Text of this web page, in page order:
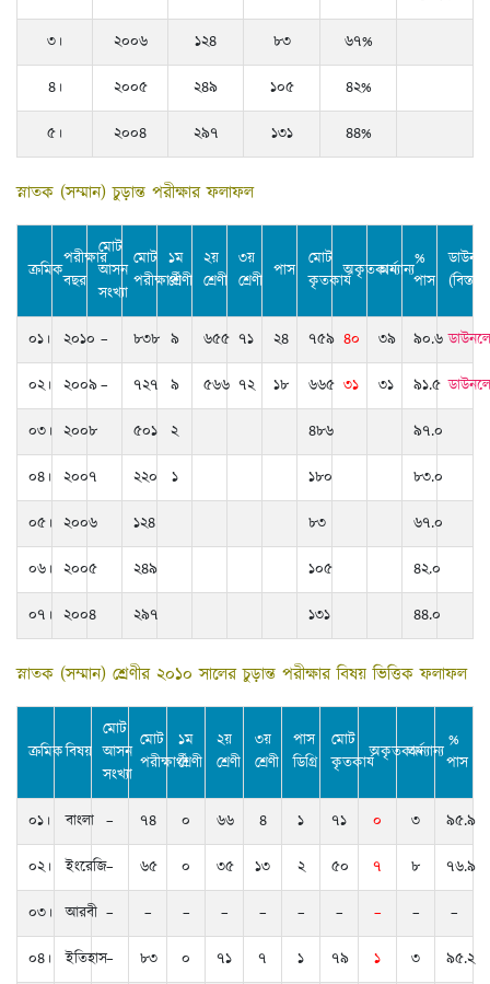
৩। ২০০৬ ১২৪ ৮৩ ৬৭%
৪। ২০০৫ ২৪৯ ১০৫ ৪২%
৫। ২০০৪ ২৯৭ ১৩১ ৪৪%
স্নাতক (সম্মান) চুড়ান্ত পরীক্ষার ফলাফল
ক্রমিক
পরীক্ষার
বছর
মোট
আসন
সংখ্যা
মোট
পরীক্ষার্থী
১ম
শ্রেণী
২য়
শ্রেণী
৩য়
শ্রেণী পাস
মোট
কৃতকার্যঅকৃতকার্যঅন্যান্য
%
পাস
০১। ২০১০ – ৮৩৮ ৯ ৬৫৫ ৭১ ২৪ ৭৫৯ ৪০ ৩৯ ৯০.৬
০২। ২০০৯– ৭২৭ ৯ ৫৬৬ ৭২ ১৮ ৬৬৫ ৩১ ৩১ ৯১.৫
০৩। ২০০৮ ৫০১ ২ ৪৮৬ ৯৭.০
০৪। ২০০৭ ২২০ ১ ১৮০ ৮৩.০
০৫। ২০০৬ ১২৪ ৮৩ ৬৭.০
০৬। ২০০৫ ২৪৯ ১০৫ ৪২.০
০৭। ২০০৪ ২৯৭ ১৩১ ৪৪.০
স্নাতক (সম্মান) শ্রেণীর ২০১০ সালের চুড়ান্ত পরীক্ষার বিষয় ভিত্তিক ফলাফল
ক্রমিকবিষয়
মোট
আসন
সংখ্যা
মোট
পরীক্ষার্থী
১ম
শ্রেণী
২য়
শ্রেণী
৩য়
শ্রেণী
পাস
ডিগ্রি
মোট
কৃতকার্যঅকৃতকার্যঅন্যান্য
%
পাস
০১। বাংলা – ৭৪ ০ ৬৬ ৪ ১ ৭১ ০ ৩ ৯৫.৯
০২। ইংরেজি– ৬৫ ০ ৩৫ ১৩ ২ ৫০ ৭ ৮ ৭৬.৯
০৩। আরবী – – – – – – – – – –
০৪। ইতিহাস– ৮৩ ০ ৭১ ৭ ১ ৭৯ ১ ৩ ৯৫.২